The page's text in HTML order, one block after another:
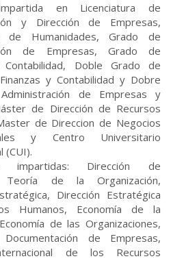
en Licenciatura de
y Dirección de Empresas,
de Humanidades, Grado de
de Empresas, Grado de
Contabilidad, Doble Grado de
y Contabilidad y Dobre
de Empresas y
de Dirección de Recursos
de Direccion de Negocios
y Centro Universitario
(CUI).
impartidas: Dirección de
Teoría de la Organización,
Dirección Estratégica
Humanos, Economía de la
de las Organizaciones,
de Empresas,
de los Recursos